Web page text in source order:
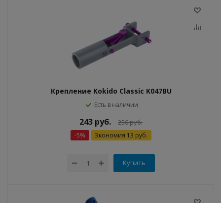
Крепление Kokido Classic K047BU
Есть в наличии
243 руб. 256руб.
-5% Экономия 13 руб.
Купить